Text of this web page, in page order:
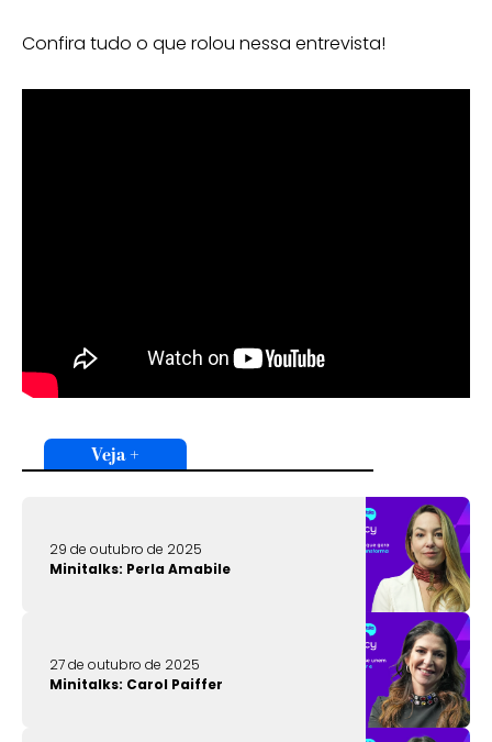
Confira tudo o que rolou nessa entrevista!
Veja +
29 de outubro de 2025
Minitalks: Perla Amabile
27 de outubro de 2025
Minitalks: Carol Paiffer